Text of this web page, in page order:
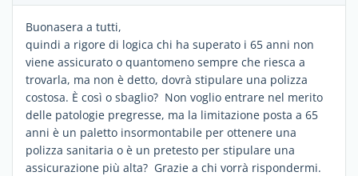
Buonasera a tutti,
quindi a rigore di logica chi ha superato i 65 anni non
viene assicurato o quantomeno sempre che riesca a
trovarla, ma non è detto, dovrà stipulare una polizza
costosa. È così o sbaglio? Non voglio entrare nel merito
delle patologie pregresse, ma la limitazione posta a 65
anni è un paletto insormontabile per ottenere una
polizza sanitaria o è un pretesto per stipulare una
assicurazione più alta? Grazie a chi vorrà rispondermi.